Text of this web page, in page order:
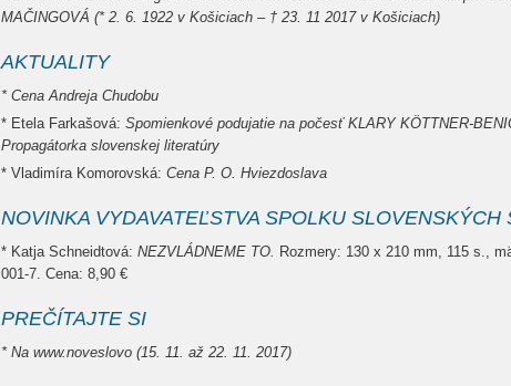
MAČINGOVÁ (* 2. 6. 1922 v Košiciach – † 23. 11 2017 v Košiciach)
AKTUALITY
* Cena Andreja Chudobu
* Etela Farkašová: Spomienkové podujatie na počesť KLARY KÖTTNER-
Propagátorka slovenskej literatúry
* Vladimíra Komorovská: Cena P. O. Hviezdoslava
NOVINKA VYDAVATEĽSTVA SPOLKU SLOVENSKÝCH
* Katja Schneidtová: NEZVLÁDNEME TO. Rozmery: 130 x 210 mm, 115 s.,
001-7. Cena: 8,90 €
PREČÍTAJTE SI
* Na www.noveslovo (15. 11. až 22. 11. 2017)